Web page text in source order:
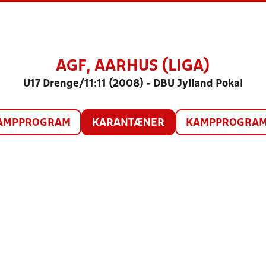
AGF, AARHUS (LIGA)
U17 Drenge/11:11 (2008) - DBU Jylland Pokal
KARANTÆNER